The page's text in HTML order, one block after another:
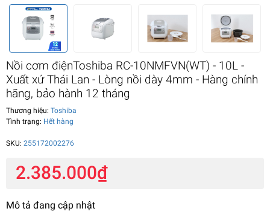
Nồi cơm điệnToshiba RC-10NMFVN(WT) - 10L -
Xuất xứ Thái Lan - Lòng nồi dày 4mm - Hàng chính
hãng, bảo hành 12 tháng
Thương hiệu: Toshiba
Tình trạng: Hết hàng
SKU: 255172002276
2.385.000₫
Mô tả đang cập nhật